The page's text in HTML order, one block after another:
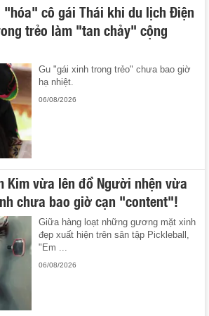
"hóa" cô gái Thái khi du lịch Điện
trẻo làm "tan chảy" cộng
Gu "gái xinh trong trẻo" chưa bao giờ
hạ nhiệt.
06/08/2026
Kim vừa lên đồ Người nhện vừa
chưa bao giờ cạn "content"!
Giữa hàng loạt những gương mặt xinh
đẹp xuất hiện trên sân tập Pickleball,
"Em ...
06/08/2026